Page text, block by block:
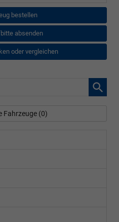
bestellen
absenden
oder vergleichen
Fahrzeuge (0)